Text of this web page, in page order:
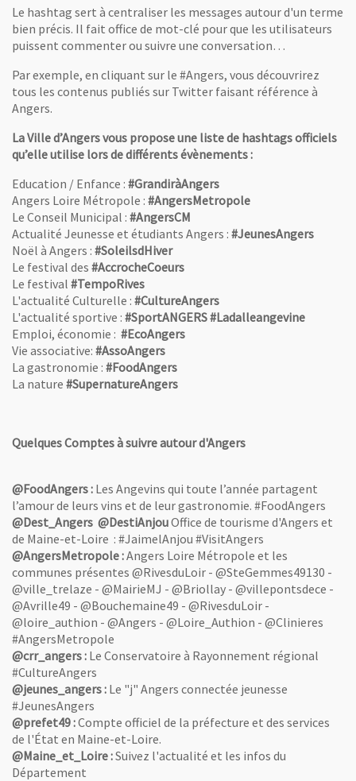
Le hashtag sert à centraliser les messages autour d'un terme
bien précis. Il fait office de mot-clé pour que les utilisateurs
puissent commenter ou suivre une conversation…
Par exemple, en cliquant sur le #Angers, vous découvrirez
tous les contenus publiés sur Twitter faisant référence à
Angers.
La Ville d’Angers vous propose une liste de hashtags officiels
qu’elle utilise lors de différents évènements :
Education / Enfance : #GrandiràAngers
Angers Loire Métropole : #AngersMetropole
Le Conseil Municipal : #AngersCM
Actualité Jeunesse et étudiants Angers : #JeunesAngers
Noël à Angers : #SoleilsdHiver
Le festival des #AccrocheCoeurs
Le festival #TempoRives
L'actualité Culturelle : #CultureAngers
L'actualité sportive : #SportANGERS #Ladalleangevine
Emploi, économie : #EcoAngers
Vie associative: #AssoAngers
La gastronomie : #FoodAngers
La nature #SupernatureAngers
Quelques Comptes à suivre autour d'Angers
@FoodAngers : Les Angevins qui toute l’année partagent
l’amour de leurs vins et de leur gastronomie. #FoodAngers
@Dest_Angers @DestiAnjouOffice de tourisme d'Angers et
de Maine-et-Loire : #JaimelAnjou #VisitAngers
@AngersMetropole :Angers Loire Métropole et les
communes présentes @RivesduLoir - @SteGemmes49130 -
@ville_trelaze - @MairieMJ - @Briollay - @villepontsdece -
@Avrille49 - @Bouchemaine49 - @RivesduLoir -
@loire_authion - @Angers - @Loire_Authion - @Clinieres
#AngersMetropole
@crr_angers : Le Conservatoire à Rayonnement régional
#CultureAngers
@jeunes_angers : Le "j" Angers connectée jeunesse
#JeunesAngers
@prefet49 :Compte officiel de la préfecture et des services
de l'État en Maine-et-Loire.
@Maine_et_Loire :Suivez l'actualité et les infos du
Département